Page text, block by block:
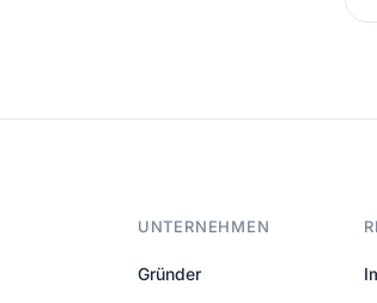
UNTERNEHMEN
Gründer